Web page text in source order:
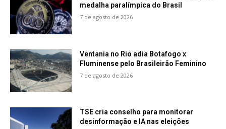
medalha paralímpica do Brasil
7 de agosto de 2026
Ventania no Rio adia Botafogo x
Fluminense pelo Brasileirão Feminino
7 de agosto de 2026
TSE cria conselho para monitorar
desinformação e IA nas eleições